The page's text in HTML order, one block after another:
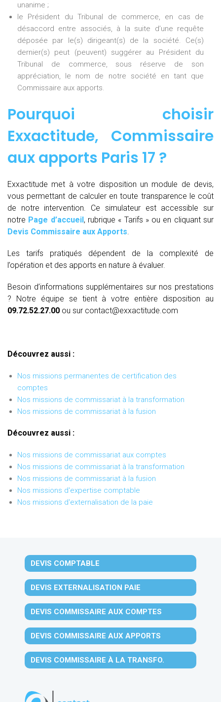
unanime ;
le Président du Tribunal de commerce, en cas de
désaccord entre associés, à la suite d’une requête
déposée par le(s) dirigeant(s) de la société. Ce(s)
dernier(s) peut (peuvent) suggérer au Président du
Tribunal de commerce, sous réserve de son
appréciation, le nom de notre société en tant que
Commissaire aux apports.
Pourquoi choisir
Exxactitude, Commissaire
aux apports Paris 17 ?
Exxactitude met à votre disposition un module de devis,
vous permettant de calculer en toute transparence le coût
de notre intervention. Ce simulateur est accessible sur
notre Page d’accueil, rubrique « Tarifs » ou en cliquant sur
Devis Commissaire aux Apports.
Les tarifs pratiqués dépendent de la complexité de
l’opération et des apports en nature à évaluer.
Besoin d’informations supplémentaires sur nos prestations
? Notre équipe se tient à votre entière disposition au
09.72.52.27.00 ou sur contact@exxactitude.com
Découvrez aussi :
Nos missions permanentes de certification des
comptes
Nos missions de commissariat à la transformation
Nos missions de commissariat à la fusion
Découvrez aussi :
Nos missions de commissariat aux comptes
Nos missions de commissariat à la transformation
Nos missions de commissariat à la fusion
Nos missions d'expertise comptable
Nos missions d'externalisation de la paie
DEVIS COMPTABLE
DEVIS EXTERNALISATION PAIE
DEVIS COMMISSAIRE AUX COMPTES
DEVIS COMMISSAIRE AUX APPORTS
DEVIS COMMISSAIRE À LA TRANSFO.